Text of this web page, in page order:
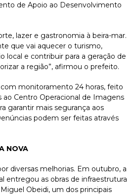
de Apoio ao Desenvolvimento
lazer e gastronomia à beira-mar.
que vai aquecer o turismo,
local e contribuir para a geração de
a região”, afirmou o prefeito.
monitoramento 24 horas, feito
ao Centro Operacional de Imagens
garantir mais segurança aos
podem ser feitas através
NOVA
diversas melhorias. Em outubro, a
entregou as obras de infraestrutura
Obeidi, um dos principais